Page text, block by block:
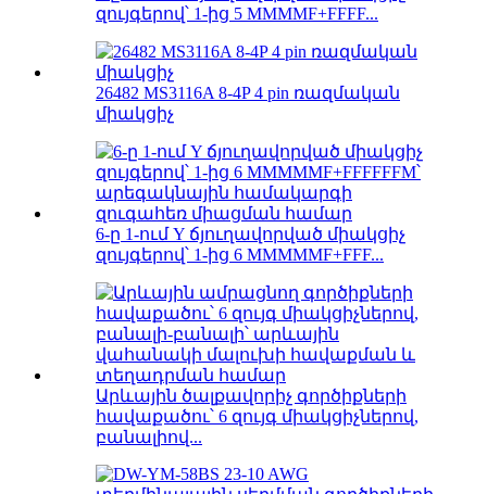
զույգերով՝ 1-ից 5 MMMMF+FFFF...
26482 MS3116A 8-4P 4 pin ռազմական
միակցիչ
6-ը 1-ում Y ճյուղավորված միակցիչ
զույգերով՝ 1-ից 6 MMMMMF+FFF...
Արևային ծալքավորիչ գործիքների
հավաքածու՝ 6 զույգ միակցիչներով,
բանալիով...